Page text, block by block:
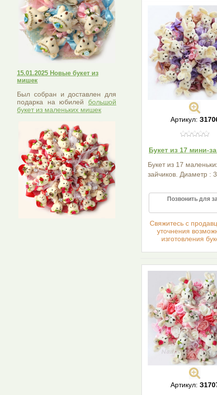
15.01.2025 Новые букет из
мишек
Был собран и доставлен для
подарка на юбилей большой
букет из маленьких мишек
Артикул:
Букет из 17 мини-
Букет из 17
зайчиков. Диаметр :
Позвонить для
Cвяжитесь с
уточнения
изготовления
Артикул: